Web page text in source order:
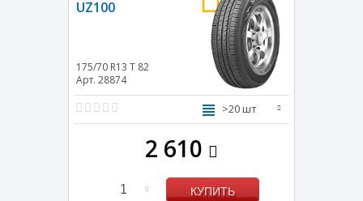
UZ100
175/70 R13 T 82
Арт. 28874
>20 шт
2 610
1 КУПИТЬ